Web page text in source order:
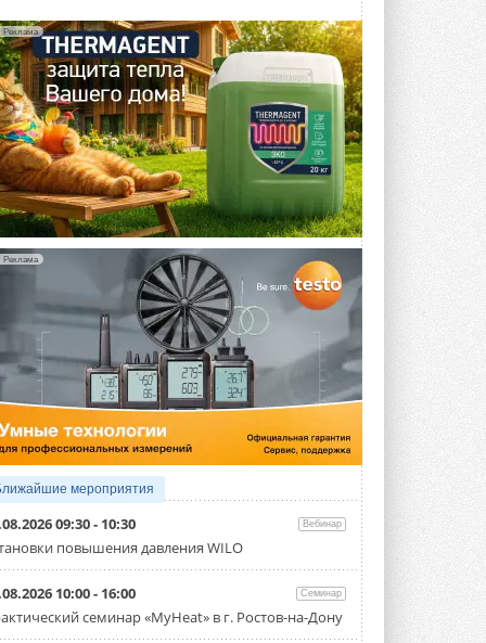
потребление на 60%
Исследователи из Италии установили ...
4 АВГУСТА 2026
«РУСКЛИМАТ Fest 2026» в Уфе
собрал свыше 700 профи
климатической отрасли
Организатором выступил торгово-
производственный холдинг ...
3 АВГУСТА 2026
«Датарк» испытал модульный
ЦОД с плотностью 54 кВт на
стойку
Испытания прошли на собственной
производственной площадке и были ...
3 АВГУСТА 2026
Samsung выпускает VRF-
систему DVM на R32
Линейка включает семь типоразмеров
производительностью от 22,4 до 56 кВт.
Суммарная длина трубопроводов ...
3 АВГУСТА 2026
«СиСофт Девелопмент» подвел
итоги конкурса студенческих
проектов «ТИМ-лидеры 2026»
Новый сезон конкурса «ТИМ-лидеры»
стартует уже в сентябре 2026 года ...
3 АВГУСТА 2026
«Русклимат» укрепляет
партнёрство за Уралом
Реклама
Реклама
мероприятия
09:30 - 10:30 Вебинар
повышения давления WILO
10:00 - 16:00 Семинар
семинар «MyHeat» в г. Ростов-на-Дону